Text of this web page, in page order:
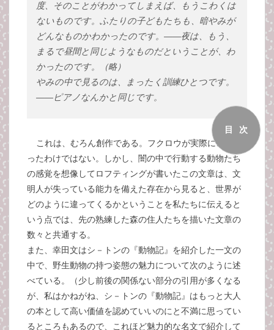
度、そのことがわかってしまえば、もうこわくは
ないものです。ふたりの子どもたちも、暗やみが
どんなものかわかったのです。――夜は、もう、
まるで昼間と同じようなものだということが、わ
かったのです。（略）
やみの中で見るのは、まったく訓練ひとつです。
――ピアノなんかと同じです。
これは、むろん創作である。フクロウが実際にこう語
ったわけではない。しかし、闇の中で行動する動物たち
の感覚を想像してロフティングが書いたこの文章は、文
明人が失っている能力を備えた存在から見ると、世界が
どのように違ってくるかということを私たちに伝えると
いう点では、先の熟練した森の住人たちを描いた文章の
数々と共通する。
また、幸田文はシ－トンの『動物記』を紹介した一文の
中で、野生動物の持つ姿態の魅力について次のように述
べている。（少し前後の関係ない部分の引用が多くなる
が、私はかねがね、シ－トンの『動物記』はもっと大人
の本として高い価値を認めていいのにと不満に思ってい
るところもあるので、これほど魅力的な名文で紹介して
目次